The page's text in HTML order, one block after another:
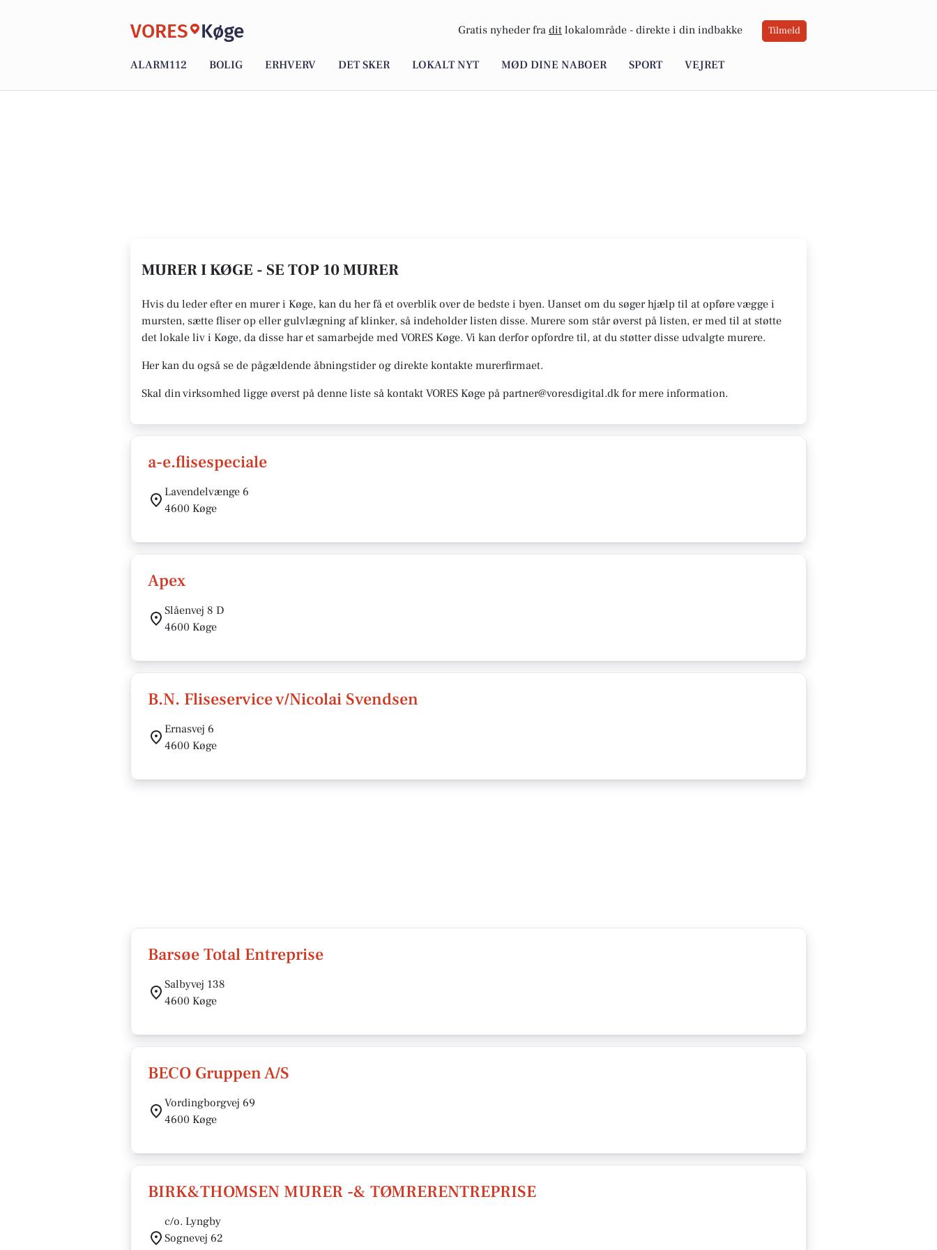
VORES Køge Gratis nyheder fra dit lokalområde - direkte i din indbakke Tilmeld
ALARM112 BOLIG ERHVERV DET SKER LOKALT NYT MØD DINE NABOER SPORT VEJRET
MURER I KØGE - SE TOP 10 MURER
Hvis du leder efter en murer i Køge, kan du her få et overblik over de bedste i byen. Uanset om du søger hjælp til at opføre vægge i
mursten, sætte fliser op eller gulvlægning af klinker, så indeholder listen disse. Murere som står øverst på listen, er med til at støtte
det lokale liv i Køge, da disse har et samarbejde med VORES Køge. Vi kan derfor opfordre til, at du støtter disse udvalgte murere.
Her kan du også se de pågældende åbningstider og direkte kontakte murerfirmaet.
Skal din virksomhed ligge øverst på denne liste så kontakt VORES Køge på partner@voresdigital.dk for mere information.
a-e.flisespeciale
Lavendelvænge 6
4600 Køge
Apex
Slåenvej 8 D
4600 Køge
B.N. Fliseservice v/Nicolai Svendsen
Ernasvej 6
4600 Køge
Barsøe Total Entreprise
Salbyvej 138
4600 Køge
BECO Gruppen A/S
Vordingborgvej 69
4600 Køge
BIRK&THOMSEN MURER -& TØMRERENTREPRISE
c/o. Lyngby
Sognevej 62